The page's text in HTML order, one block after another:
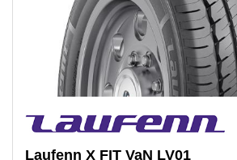
Laufenn X FIT VaN LV01